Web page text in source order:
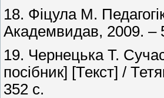
18. Фіцула М.
Академвидав, 2009. –
19. Чернецька Т.
посібник] [Текст] /
352 с.